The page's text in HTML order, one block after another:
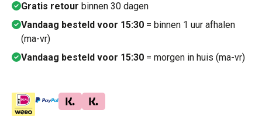
Gratis retour binnen 30 dagen
Vandaag besteld voor 15:30 = binnen 1 uur afhalen
(ma-vr)
Vandaag besteld voor 15:30 = morgen in huis (ma-vr)